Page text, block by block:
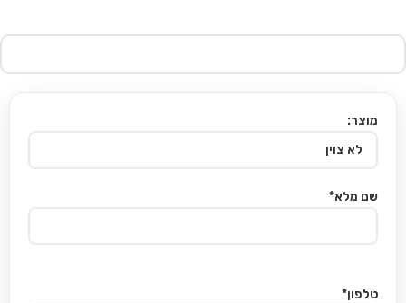
מוצר:
שם מלא*
טלפון*